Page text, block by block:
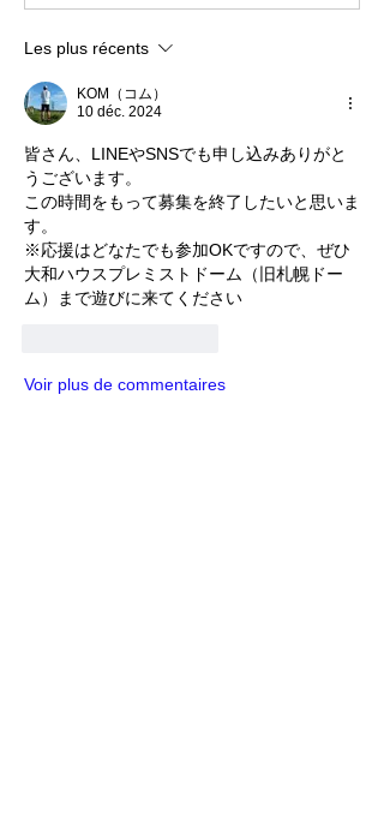
Les plus récents
KOM（コム）
10 déc. 2024
皆さん、LINEやSNSでも申し込みありがと
うございます。
この時間をもって募集を終了したいと思いま
す。
※応援はどなたでも参加OKですので、ぜひ
大和ハウスプレミストドーム（旧札幌ドー
ム）まで遊びに来てください
Voir plus de commentaires